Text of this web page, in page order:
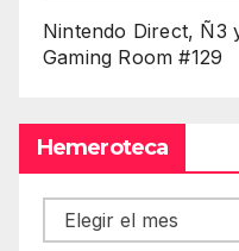
Nintendo Direct, Ñ3
Gaming Room #129
Hemeroteca
Hemeroteca